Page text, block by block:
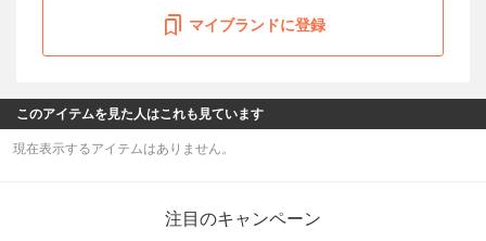
マイブランドに登録
このアイテムを見た人はこれも見ています
現在表示するアイテムはありません。
注目のキャンペーン